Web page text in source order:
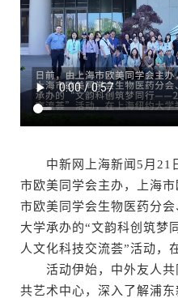
中新网上海新闻5月21
市欧美同学会主办，上海
市欧美同学会生物医药分
大学承办的“文韵科创筑
人文化科技交流荟”活动，
活动伊始，中外友人共
共艺术中心，深入了解浦东